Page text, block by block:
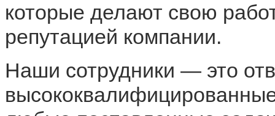
которые делают свою
репутацией компании.
Наши сотрудники — это